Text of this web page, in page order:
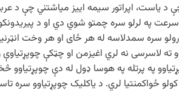
د یاست، اپراتور سیمه اییز میاشتني چې د
په لرلو سره چمتو شوي دي او د پیریدونکو
سره سمدلاسه له هر ځای او هر وخت
لاسرسی نه لري اغیزمن او چټکې
په پرتله په هوسا ډول له دې
کولو ځواکمنتیا لري. د یاکلیک چوپړتیاوو